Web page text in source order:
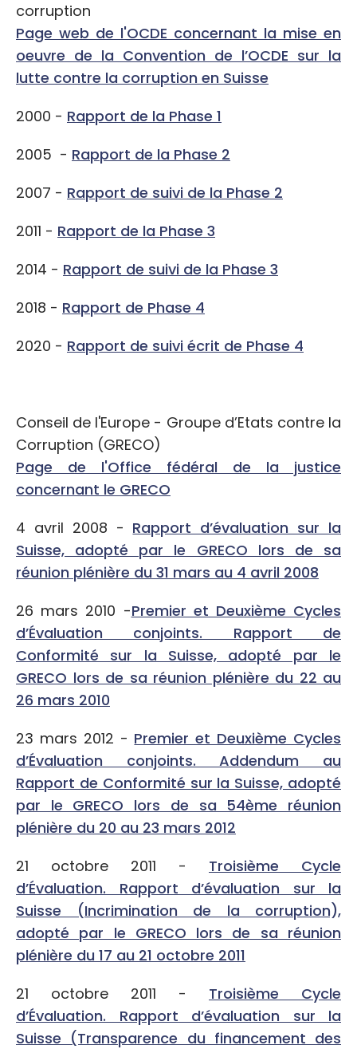
corruption
Page web de l'OCDE concernant la mise en
oeuvre de la Convention de l’OCDE sur la
lutte contre la corruption en Suisse
2000 - Rapport de la Phase 1
2005 - Rapport de la Phase 2
2007 - Rapport de suivi de la Phase 2
2011 - Rapport de la Phase 3
2014 - Rapport de suivi de la Phase 3
2018 - Rapport de Phase 4
2020 - Rapport de suivi écrit de Phase 4
Conseil de l'Europe - Groupe d’Etats contre la
Corruption (GRECO)
Page de l'Office fédéral de la justice
concernant le GRECO
4 avril 2008 - Rapport d’évaluation sur la
Suisse, adopté par le GRECO lors de sa
réunion plénière du 31 mars au 4 avril 2008
26 mars 2010 -Premier et Deuxième Cycles
d’Évaluation conjoints. Rapport de
Conformité sur la Suisse, adopté par le
GRECO lors de sa réunion plénière du 22 au
26 mars 2010
23 mars 2012 - Premier et Deuxième Cycles
d’Évaluation conjoints. Addendum au
Rapport de Conformité sur la Suisse, adopté
par le GRECO lors de sa 54ème réunion
plénière du 20 au 23 mars 2012
21 octobre 2011 - Troisième Cycle
d’Évaluation. Rapport d’évaluation sur la
Suisse (Incrimination de la corruption),
adopté par le GRECO lors de sa réunion
plénière du 17 au 21 octobre 2011
21 octobre 2011 - Troisième Cycle
d’Évaluation. Rapport d’évaluation sur la
Suisse (Transparence du financement des